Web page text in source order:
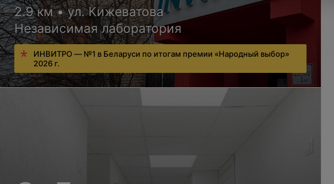
2.9 км • ул. Кижеватова
Независимая лаборатория
ИНВИТРО — №1 в Беларуси по итогам премии «Народный выбор»
2026 г.